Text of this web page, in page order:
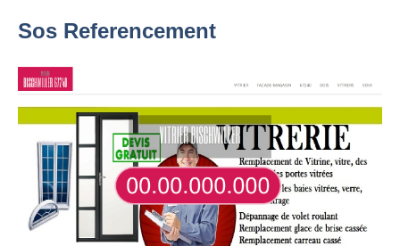
Sos Referencement